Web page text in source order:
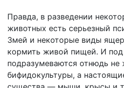
Правда, в разведении
животных есть серьезный
Змей и некоторые виды
кормить живой пищей. И
подразумеваются отнюдь не
бифидокультуры, а